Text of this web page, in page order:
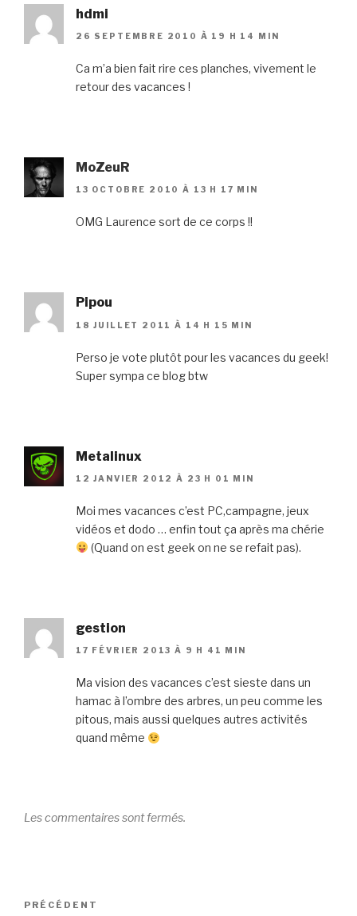
hdmi
26 SEPTEMBRE 2010 À 19 H 14 MIN
Ca m’a bien fait rire ces planches, vivement le
retour des vacances !
MoZeuR
13 OCTOBRE 2010 À 13 H 17 MIN
OMG Laurence sort de ce corps !!
Pipou
18 JUILLET 2011 À 14 H 15 MIN
Perso je vote plutôt pour les vacances du geek!
Super sympa ce blog btw
Metalinux
12 JANVIER 2012 À 23 H 01 MIN
Moi mes vacances c’est PC,campagne, jeux
vidéos et dodo … enfin tout ça après ma chérie
(Quand on est geek on ne se refait pas).
gestion
17 FÉVRIER 2013 À 9 H 41 MIN
Ma vision des vacances c’est sieste dans un
hamac à l’ombre des arbres, un peu comme les
pitous, mais aussi quelques autres activités
quand même
Les commentaires sont fermés.
Navigation
Article
PRÉCÉDENT